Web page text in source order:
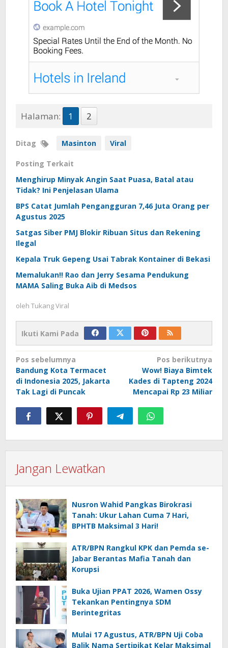
Halaman: 1 2
Ditag Masinton Viral
Posting Terkait
Menghirup Minyak Angin Saat Puasa, Batal atau
Tidak? Ini Penjelasan Ulama
BPS Catat Jumlah Pengangguran 7,46 Juta Orang per
Agustus 2025
Satgas Siber PMJ Blokir Ribuan Situs dan Rekening
Ilegal
Kepala Truk Gepeng Usai Tabrak Kontainer di Bekasi
Memalukan!! Rao dan Jerry Sesama Pendukung
MAMA Saling Buka Aib di Medsos
oleh Tukang Viral
Ikuti Kami Pada
Navigasi
pos
Pos sebelumnya
Bandung Kota Termacet
di Indonesia 2025, Jakarta
Tak Lagi di Puncak
Pos berikutnya
Wow! Biaya Bimtek
Kades di Tapteng 2024
Mencapai Rp 23 Miliar
Jangan Lewatkan
Nusron Wahid Pangkas Birokrasi
Tanah: Ukur Lahan Cuma 7 Hari,
BPHTB Maksimal 3 Hari!
ATR/BPN Rangkul KPK dan Pemda se-
Jabar Berantas Mafia Tanah dan
Korupsi
Buka Ujian PPAT 2026, Wamen Ossy
Tekankan Pentingnya SDM
Berintegritas
Mulai 17 Agustus, ATR/BPN Uji Coba
Balik Nama Sertipikat Kelar Maksimal